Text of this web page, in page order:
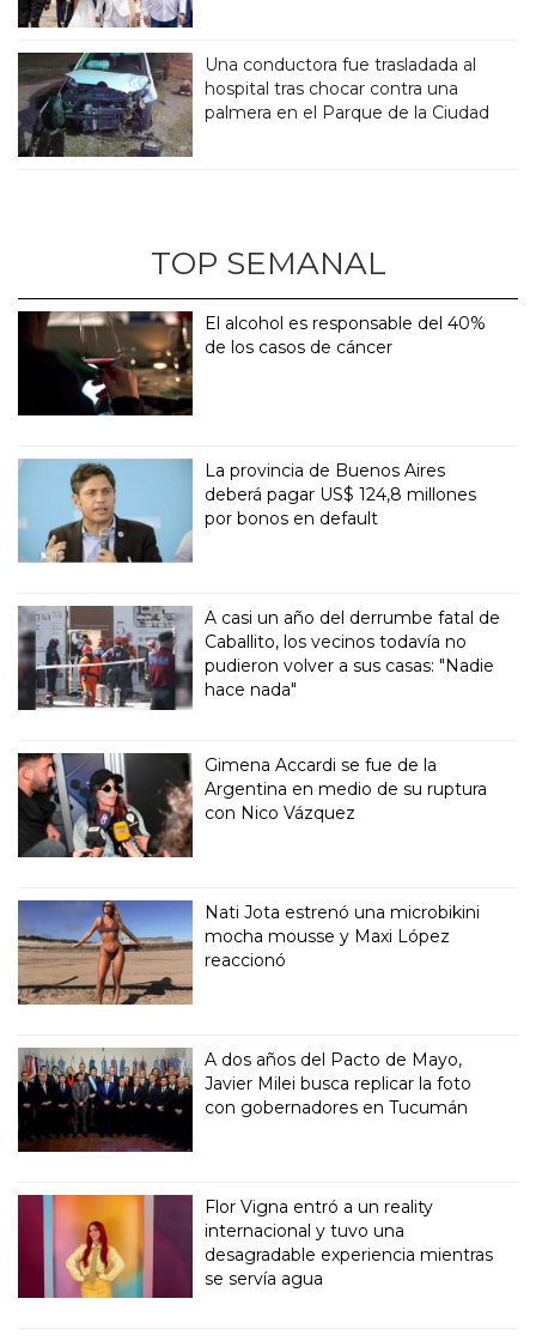
Una conductora fue trasladada al
hospital tras chocar contra una
palmera en el Parque de la Ciudad
TOP SEMANAL
El alcohol es responsable del 40%
de los casos de cáncer
La provincia de Buenos Aires
deberá pagar US$ 124,8 millones
por bonos en default
A casi un año del derrumbe fatal de
Caballito, los vecinos todavía no
pudieron volver a sus casas: "Nadie
hace nada"
Gimena Accardi se fue de la
Argentina en medio de su ruptura
con Nico Vázquez
Nati Jota estrenó una microbikini
mocha mousse y Maxi López
reaccionó
A dos años del Pacto de Mayo,
Javier Milei busca replicar la foto
con gobernadores en Tucumán
Flor Vigna entró a un reality
internacional y tuvo una
desagradable experiencia mientras
se servía agua